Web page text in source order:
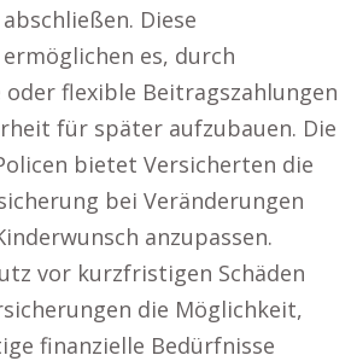
Diese
es, durch
oder flexible Beitragszahlungen
für später aufzubauen. Die
bietet Versicherten die
bei Veränderungen
anzupassen.
vor kurzfristigen Schäden
die Möglichkeit,
finanzielle Bedürfnisse